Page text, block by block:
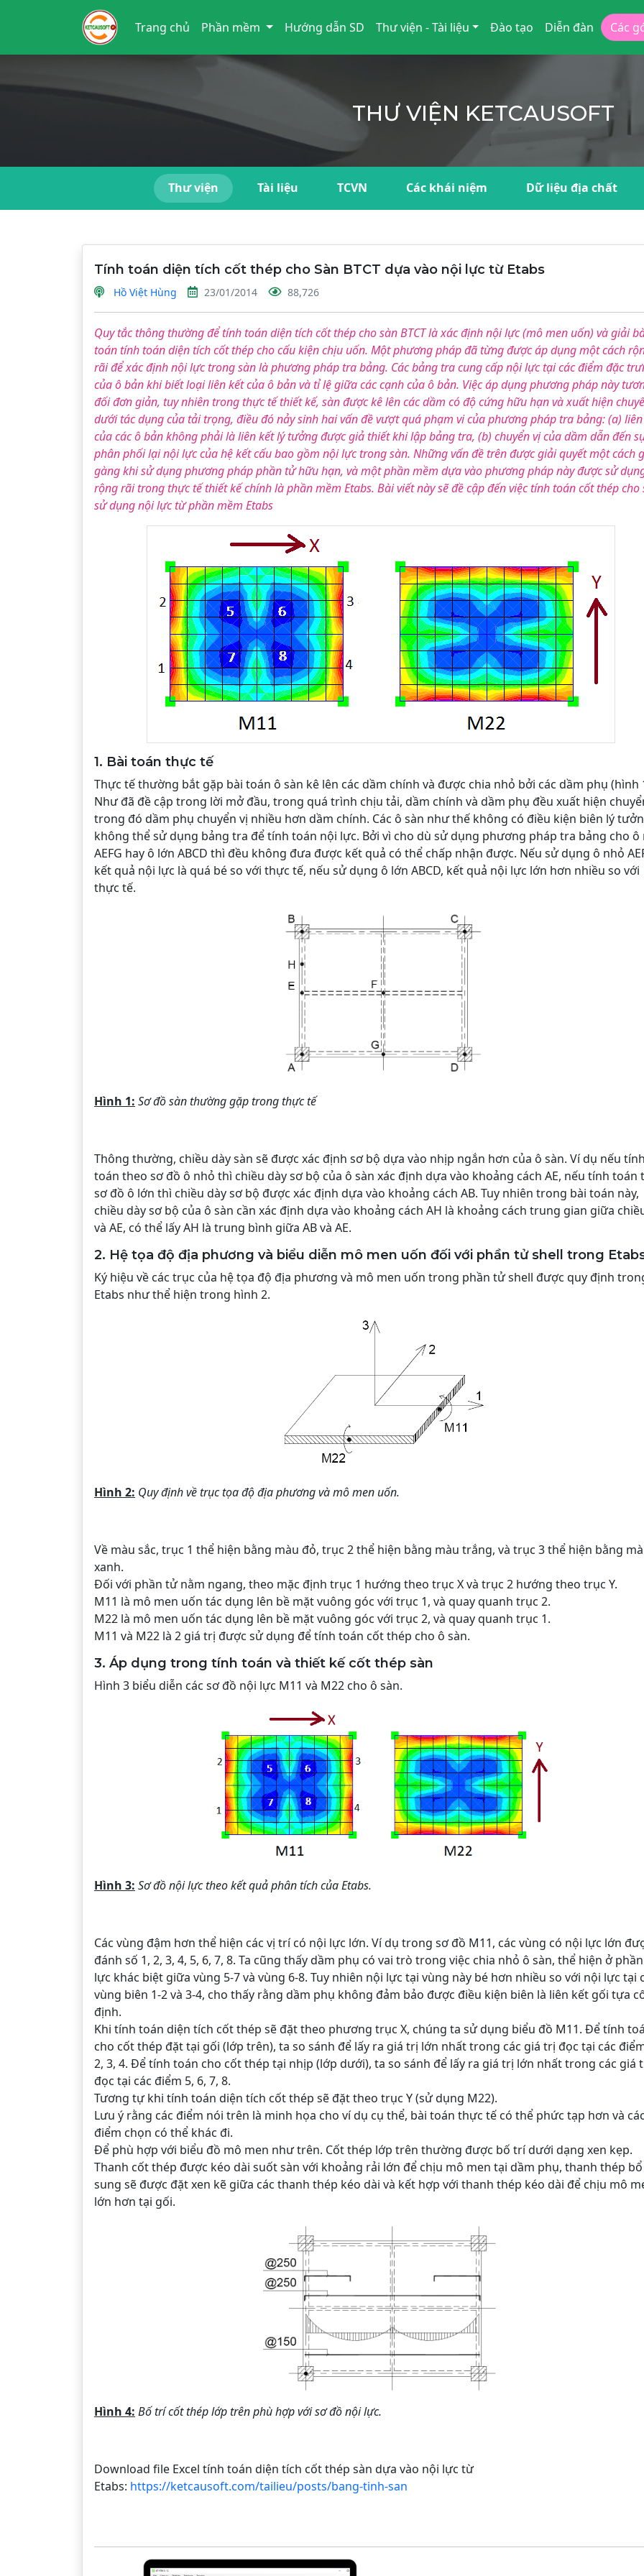
Trang chủ Phần mềm Hướng dẫn SD Thư viện - Tài liệu Đào tạo Diễn đàn Các
THƯ VIỆN KETCAUSOFT
Thư viện Tài liệu TCVN Các khái niệm Dữ liệu địa chất
Tính toán diện tích cốt thép cho Sàn BTCT dựa vào nội lực từ Etabs
Hồ Việt Hùng 23/01/2014 88,726
Quy tắc thông thường để tính toán diện tích cốt thép cho sàn BTCT là xác định nội lực (mô men uốn) và giải
toán tính toán diện tích cốt thép cho cấu kiện chịu uốn. Một phương pháp đã từng được áp dụng một cách
rãi để xác định nội lực trong sàn là phương pháp tra bảng. Các bảng tra cung cấp nội lực tại các điểm đặc
của ô bản khi biết loại liên kết của ô bản và tỉ lệ giữa các cạnh của ô bản. Việc áp dụng phương pháp này
đối đơn giản, tuy nhiên trong thực tế thiết kế, sàn được kê lên các dầm có độ cứng hữu hạn và xuất hiện
dưới tác dụng của tải trọng, điều đó nảy sinh hai vấn đề vượt quá phạm vi của phương pháp tra bảng: (a)
của các ô bản không phải là liên kết lý tưởng được giả thiết khi lập bảng tra, (b) chuyển vị của dầm dẫn đến
phân phối lại nội lực của hệ kết cấu bao gồm nội lực trong sàn. Những vấn đề trên được giải quyết một cách
gàng khi sử dụng phương pháp phần tử hữu hạn, và một phần mềm dựa vào phương pháp này được sử
rộng rãi trong thực tế thiết kế chính là phần mềm Etabs. Bài viết này sẽ đề cập đến việc tính toán cốt thép cho
sử dụng nội lực từ phần mềm Etabs
1. Bài toán thực tế
Thực tế thường bắt gặp bài toán ô sàn kê lên các dầm chính và được chia nhỏ bởi các dầm phụ (hình
Như đã đề cập trong lời mở đầu, trong quá trình chịu tải, dầm chính và dầm phụ đều xuất hiện
trong đó dầm phụ chuyển vị nhiều hơn dầm chính. Các ô sàn như thế không có điều kiện biên lý
không thể sử dụng bảng tra để tính toán nội lực. Bởi vì cho dù sử dụng phương pháp tra bảng cho ô
AEFG hay ô lớn ABCD thì đều không đưa được kết quả có thể chấp nhận được. Nếu sử dụng ô nhỏ
kết quả nội lực là quá bé so với thực tế, nếu sử dụng ô lớn ABCD, kết quả nội lực lớn hơn nhiều so với
thực tế.
Hình 1: Sơ đồ sàn thường gặp trong thực tế
Thông thường, chiều dày sàn sẽ được xác định sơ bộ dựa vào nhịp ngắn hơn của ô sàn. Ví dụ nếu
toán theo sơ đồ ô nhỏ thì chiều dày sơ bộ của ô sàn xác định dựa vào khoảng cách AE, nếu tính toán
sơ đồ ô lớn thì chiều dày sơ bộ được xác định dựa vào khoảng cách AB. Tuy nhiên trong bài toán này,
chiều dày sơ bộ của ô sàn cần xác định dựa vào khoảng cách AH là khoảng cách trung gian giữa
và AE, có thể lấy AH là trung bình giữa AB và AE.
2. Hệ tọa độ địa phương và biểu diễn mô men uốn đối với phần tử shell trong
Ký hiệu về các trục của hệ tọa độ địa phương và mô men uốn trong phần tử shell được quy định
Etabs như thể hiện trong hình 2.
Hình 2: Quy định về trục tọa độ địa phương và mô men uốn.
Về màu sắc, trục 1 thể hiện bằng màu đỏ, trục 2 thể hiện bằng màu trắng, và trục 3 thể hiện bằng
xanh.
Đối với phần tử nằm ngang, theo mặc định trục 1 hướng theo trục X và trục 2 hướng theo trục Y.
M11 là mô men uốn tác dụng lên bề mặt vuông góc với trục 1, và quay quanh trục 2.
M22 là mô men uốn tác dụng lên bề mặt vuông góc với trục 2, và quay quanh trục 1.
M11 và M22 là 2 giá trị được sử dụng để tính toán cốt thép cho ô sàn.
3. Áp dụng trong tính toán và thiết kế cốt thép sàn
Hình 3 biểu diễn các sơ đồ nội lực M11 và M22 cho ô sàn.
Hình 3: Sơ đồ nội lực theo kết quả phân tích của Etabs.
Các vùng đậm hơn thể hiện các vị trí có nội lực lớn. Ví dụ trong sơ đồ M11, các vùng có nội lực lớn
đánh số 1, 2, 3, 4, 5, 6, 7, 8. Ta cũng thấy dầm phụ có vai trò trong việc chia nhỏ ô sàn, thể hiện ở
lực khác biệt giữa vùng 5-7 và vùng 6-8. Tuy nhiên nội lực tại vùng này bé hơn nhiều so với nội lực tại
vùng biên 1-2 và 3-4, cho thấy rằng dầm phụ không đảm bảo được điều kiện biên là liên kết gối tựa
định.
Khi tính toán diện tích cốt thép sẽ đặt theo phương trục X, chúng ta sử dụng biểu đồ M11. Để tính
cho cốt thép đặt tại gối (lớp trên), ta so sánh để lấy ra giá trị lớn nhất trong các giá trị đọc tại các
2, 3, 4. Để tính toán cho cốt thép tại nhịp (lớp dưới), ta so sánh để lấy ra giá trị lớn nhất trong các giá
đọc tại các điểm 5, 6, 7, 8.
Tương tự khi tính toán diện tích cốt thép sẽ đặt theo trục Y (sử dụng M22).
Lưu ý rằng các điểm nói trên là minh họa cho ví dụ cụ thể, bài toán thực tế có thể phức tạp hơn và
điểm chọn có thể khác đi.
Để phù hợp với biểu đồ mô men như trên. Cốt thép lớp trên thường được bố trí dưới dạng xen kẹp.
Thanh cốt thép được kéo dài suốt sàn với khoảng rải lớn để chịu mô men tại dầm phụ, thanh thép bổ
sung sẽ được đặt xen kẽ giữa các thanh thép kéo dài và kết hợp với thanh thép kéo dài để chịu mô
lớn hơn tại gối.
Hình 4: Bố trí cốt thép lớp trên phù hợp với sơ đồ nội lực.
Download file Excel tính toán diện tích cốt thép sàn dựa vào nội lực từ
Etabs: https://ketcausoft.com/tailieu/posts/bang-tinh-san